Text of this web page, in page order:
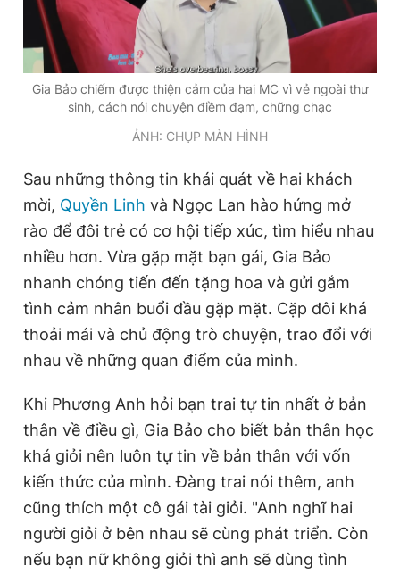
Gia Bảo chiếm được thiện cảm của hai MC vì vẻ ngoài thư
sinh, cách nói chuyện điềm đạm, chững chạc
ẢNH: CHỤP MÀN HÌNH
Sau những thông tin khái quát về hai khách
mời, Quyền Linh và Ngọc Lan hào hứng mở
rào để đôi trẻ có cơ hội tiếp xúc, tìm hiểu nhau
nhiều hơn. Vừa gặp mặt bạn gái, Gia Bảo
nhanh chóng tiến đến tặng hoa và gửi gắm
tình cảm nhân buổi đầu gặp mặt. Cặp đôi khá
thoải mái và chủ động trò chuyện, trao đổi với
nhau về những quan điểm của mình.
Khi Phương Anh hỏi bạn trai tự tin nhất ở bản
thân về điều gì, Gia Bảo cho biết bản thân học
khá giỏi nên luôn tự tin về bản thân với vốn
kiến thức của mình. Đàng trai nói thêm, anh
cũng thích một cô gái tài giỏi. "Anh nghĩ hai
người giỏi ở bên nhau sẽ cùng phát triển. Còn
nếu bạn nữ không giỏi thì anh sẽ dùng tình